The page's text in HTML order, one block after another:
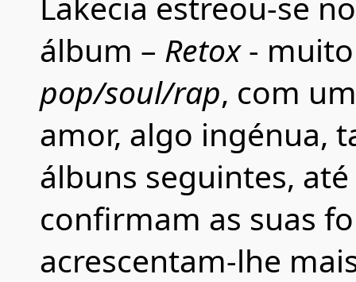
álbum – Retox- muito
pop/soul/rap, com
amor, algo ingénua,
álbuns seguintes,
confirmam as suas
acrescentam-lhe